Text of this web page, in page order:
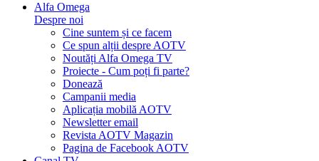
Alfa Omega
Despre noi
Cine suntem și ce facem
Ce spun alții despre AOTV
Noutăți Alfa Omega TV
Proiecte - Cum poți fi parte?
Donează
Campanii media
Aplicația mobilă AOTV
Newsletter email
Revista AOTV Magazin
Pagina de Facebook AOTV